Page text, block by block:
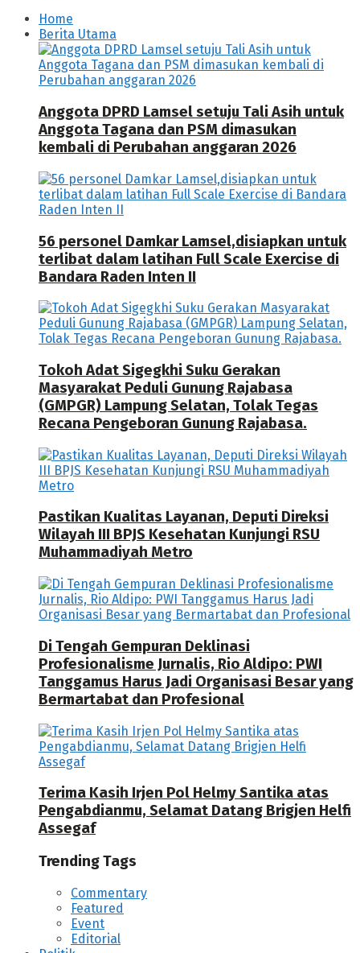
Home
Berita Utama
Anggota DPRD Lamsel setuju Tali Asih untuk
Anggota Tagana dan PSM dimasukan
kembali di Perubahan anggaran 2026
56 personel Damkar Lamsel,disiapkan untuk
terlibat dalam latihan Full Scale Exercise di
Bandara Raden Inten II
Tokoh Adat Sigegkhi Suku Gerakan
Masyarakat Peduli Gunung Rajabasa
(GMPGR) Lampung Selatan, Tolak Tegas
Recana Pengeboran Gunung Rajabasa.
Pastikan Kualitas Layanan, Deputi Direksi
Wilayah III BPJS Kesehatan Kunjungi RSU
Muhammadiyah Metro
Di Tengah Gempuran Deklinasi
Profesionalisme Jurnalis, Rio Aldipo: PWI
Tanggamus Harus Jadi Organisasi Besar yang
Bermartabat dan Profesional
Terima Kasih Irjen Pol Helmy Santika atas
Pengabdianmu, Selamat Datang Brigjen Helfi
Assegaf
Trending Tags
Commentary
Featured
Event
Editorial